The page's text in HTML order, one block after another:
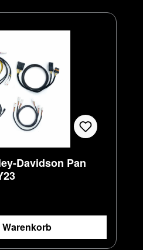
Davidson Pan
Warenkorb